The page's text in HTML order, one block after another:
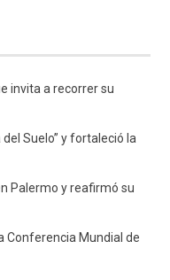
invita a recorrer su
Suelo” y fortaleció la
Palermo y reafirmó su
Conferencia Mundial de